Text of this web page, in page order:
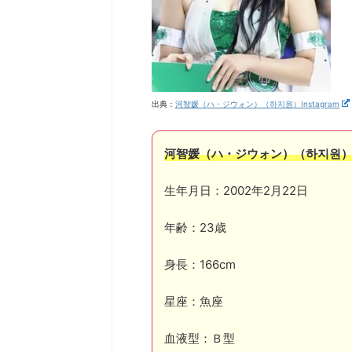
出典： 河智媛（ハ・ジウォン）（하지원）Instagram
河智媛（ハ・ジウォン）（하지원
生年月日：2002年2月22日
年齢：23歳
身長：166cm
星座：魚座
血液型：Ｂ型